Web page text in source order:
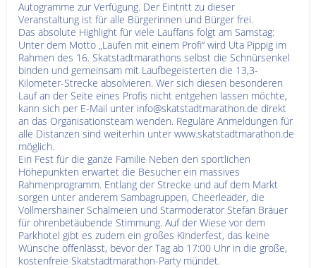
Autogramme zur Verfügung. Der Eintritt zu dieser
Veranstaltung ist für alle Bürgerinnen und Bürger frei.
Das absolute Highlight für viele Lauffans folgt am Samstag:
Unter dem Motto „Laufen mit einem Profi“ wird Uta Pippig im
Rahmen des 16. Skatstadtmarathons selbst die Schnürsenkel
binden und gemeinsam mit Laufbegeisterten die 13,3-
Kilometer-Strecke absolvieren. Wer sich diesen besonderen
Lauf an der Seite eines Profis nicht entgehen lassen möchte,
kann sich per E-Mail unter info@skatstadtmarathon.de direkt
an das Organisationsteam wenden. Reguläre Anmeldungen für
alle Distanzen sind weiterhin unter www.skatstadtmarathon.de
möglich.
Ein Fest für die ganze Familie Neben den sportlichen
Höhepunkten erwartet die Besucher ein massives
Rahmenprogramm. Entlang der Strecke und auf dem Markt
sorgen unter anderem Sambagruppen, Cheerleader, die
Vollmershainer Schalmeien und Starmoderator Stefan Bräuer
für ohrenbetäubende Stimmung. Auf der Wiese vor dem
Parkhotel gibt es zudem ein großes Kinderfest, das keine
Wünsche offenlässt, bevor der Tag ab 17:00 Uhr in die große,
kostenfreie Skatstadtmarathon-Party mündet.